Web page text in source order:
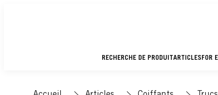
RECHERCHE DE PRODUIT ARTICLESFOR